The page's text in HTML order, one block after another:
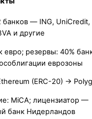
банков — ING, UniCredit,
и другие
евро; резервы: 40%
еврозоны
(ERC-20) →
MiCA; лицензиатор —
банк Нидерландов